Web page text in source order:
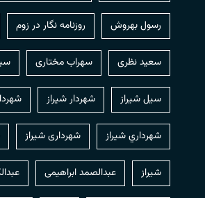
رسول بهروش روزنامه نگار در زوم
سعید نظری سهراب مختاری
سیل شیراز شهردار شيراز
شهرداري شيراز شهرداری شیراز
شیراز عبدالصمد ابراهیمی